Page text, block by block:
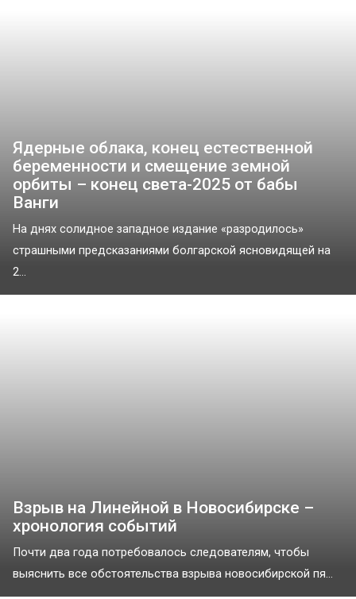
Ядерные облака, конец естественной
беременности и смещение земной
орбиты – конец света-2025 от бабы
Ванги
На днях солидное западное издание «разродилось»
страшными предсказаниями болгарской ясновидящей на
2...
Взрыв на Линейной в Новосибирске –
хронология событий
Почти два года потребовалось следователям, чтобы
выяснить все обстоятельства взрыва новосибирской пя...